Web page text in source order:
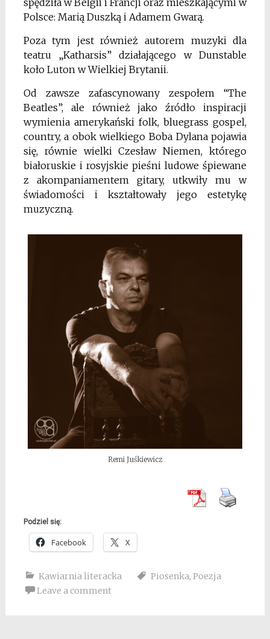
Polsce: Marią Duszką i Adamem Gwarą.
Poza tym jest również autorem muzyki dla
teatru „Katharsis” działającego w Dunstable
koło Luton w Wielkiej Brytanii.
Od zawsze zafascynowany zespołem “The
Beatles”, ale również jako źródło inspiracji
wymienia amerykański folk, bluegrass gospel,
country, a obok wielkiego Boba Dylana pojawia
się, równie wielki Czesław Niemen, którego
białoruskie i rosyjskie pieśni ludowe śpiewane
z akompaniamentem gitary, utkwiły mu w
świadomości i kształtowały jego estetykę
muzyczną.
Remi Juśkiewicz
Podziel się:
Facebook X
Kawiarnia literacka Piosenka, Poezja
Leave a comment